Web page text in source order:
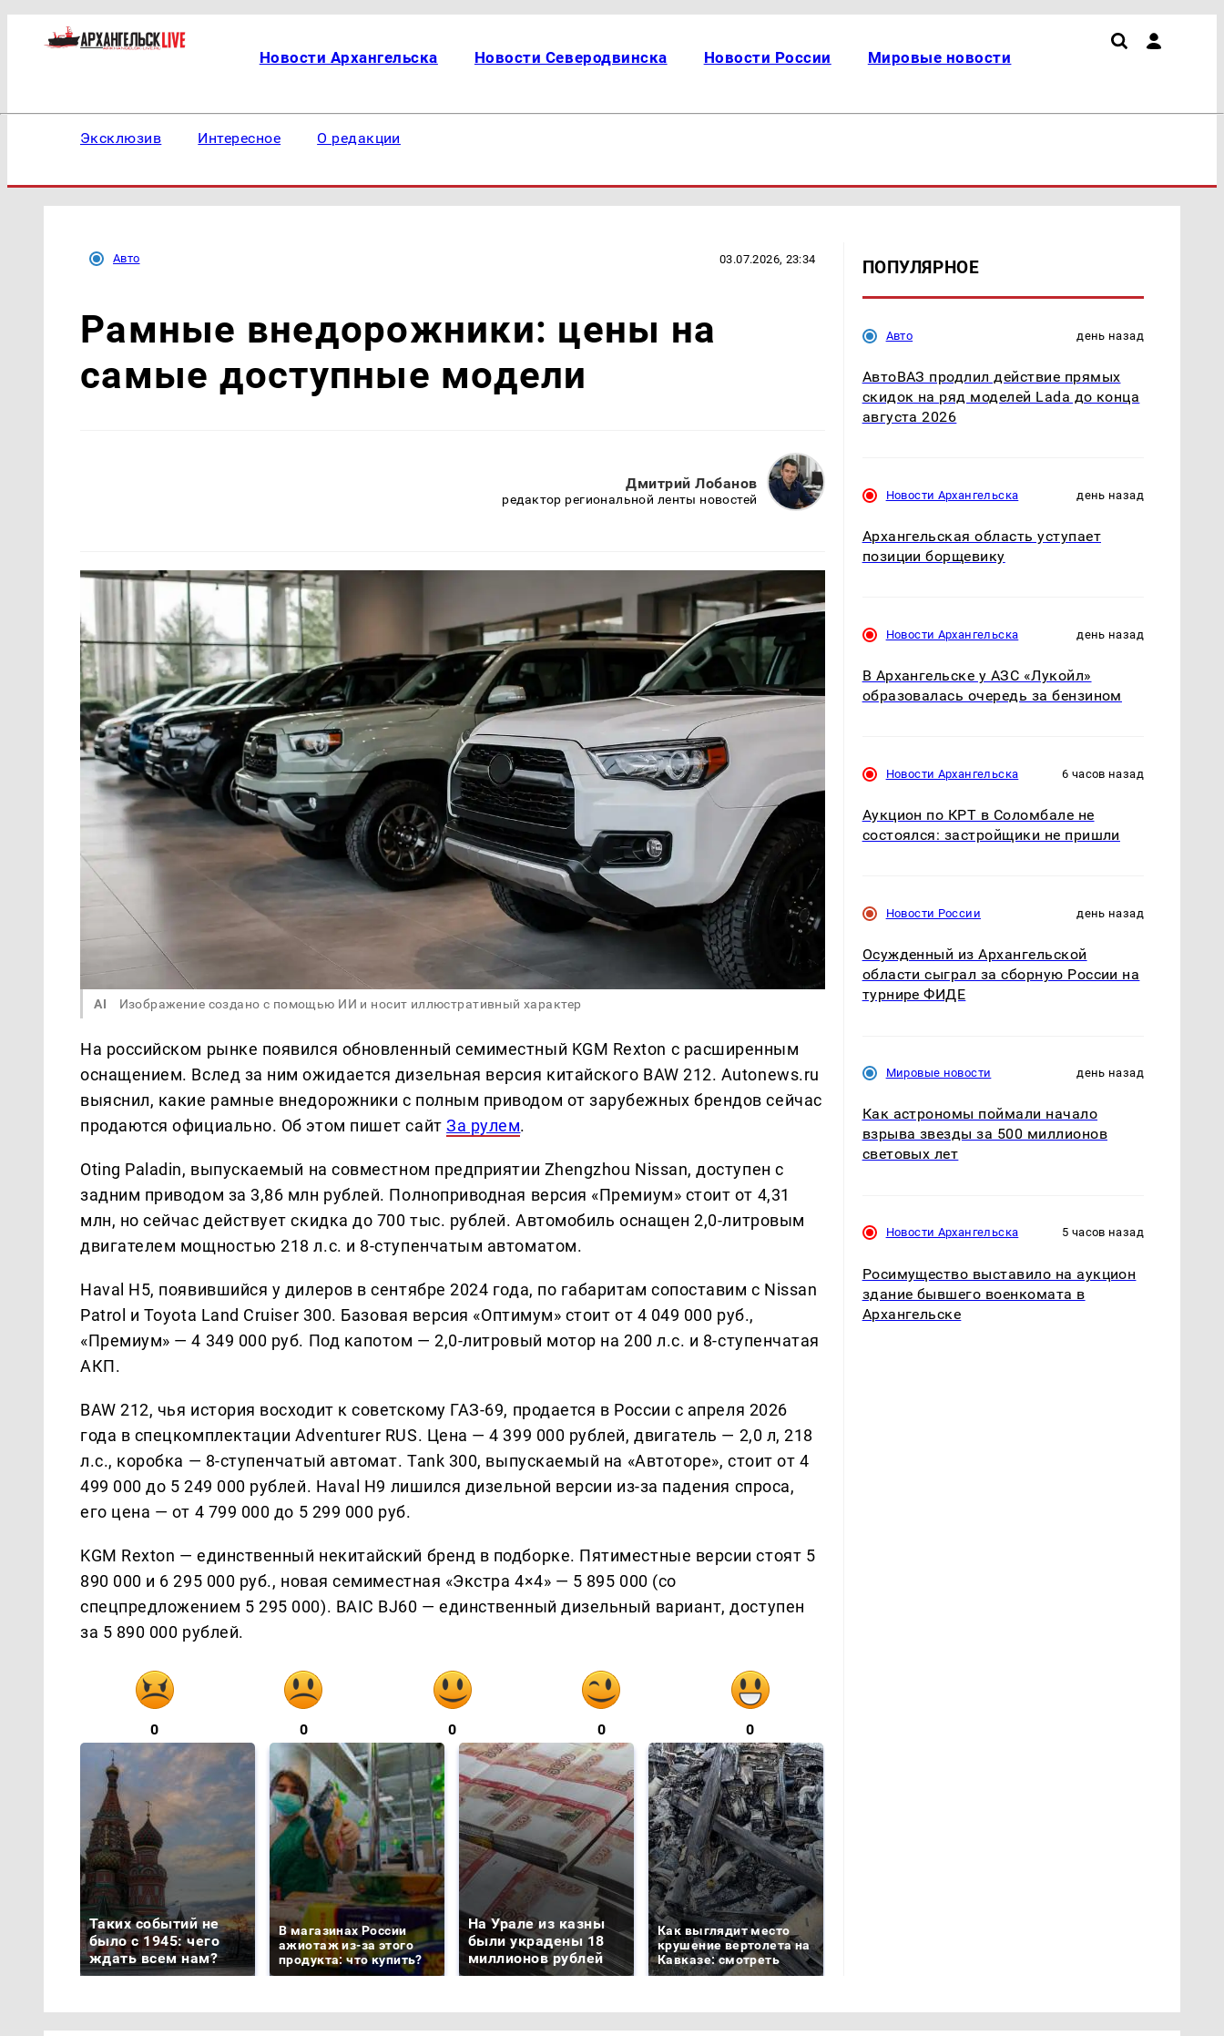
Новости Архангельска Новости Северодвинска Новости России Мировые новости
Эксклюзив Интересное О редакции
Авто 03.07.2026, 23:34
Рамные внедорожники: цены на
самые доступные модели
Дмитрий Лобанов
редактор региональной ленты новостей
AI Изображение создано с помощью ИИ и носит иллюстративный характер
На российском рынке появился обновленный семиместный KGM Rexton с расширенным
оснащением. Вслед за ним ожидается дизельная версия китайского BAW 212. Autonews.ru
выяснил, какие рамные внедорожники с полным приводом от зарубежных брендов сейчас
продаются официально. Об этом пишет сайтЗа рулем.
Oting Paladin, выпускаемый на совместном предприятии Zhengzhou Nissan, доступен с
задним приводом за 3,86 млн рублей. Полноприводная версия «Премиум» стоит от 4,31
млн, но сейчас действует скидка до 700 тыс. рублей. Автомобиль оснащен 2,0-литровым
двигателем мощностью 218 л.с. и 8-ступенчатым автоматом.
Haval H5, появившийся у дилеров в сентябре 2024 года, по габаритам сопоставим с Nissan
Patrol и Toyota Land Cruiser 300. Базовая версия «Оптимум» стоит от 4 049 000 руб.,
«Премиум» — 4 349 000 руб. Под капотом — 2,0-литровый мотор на 200 л.с. и 8-ступенчатая
АКП.
BAW 212, чья история восходит к советскому ГАЗ-69, продается в России с апреля 2026
года в спецкомплектации Adventurer RUS. Цена — 4 399 000 рублей, двигатель — 2,0 л, 218
л.с., коробка — 8-ступенчатый автомат. Tank 300, выпускаемый на «Автоторе», стоит от 4
499 000 до 5 249 000 рублей. Haval H9 лишился дизельной версии из-за падения спроса,
его цена — от 4 799 000 до 5 299 000 руб.
KGM Rexton — единственный некитайский бренд в подборке. Пятиместные версии стоят 5
890 000 и 6 295 000 руб., новая семиместная «Экстра 4×4» — 5 895 000 (со
спецпредложением 5 295 000). BAIC BJ60 — единственный дизельный вариант, доступен
за 5 890 000 рублей.
0 0 0 0 0
Таких событий не
было с 1945: чего
ждать всем нам?
В магазинах России
ажиотаж из-за этого
продукта: что купить?
На Урале из казны
были украдены 18
миллионов рублей
Как выглядит место
крушение вертолета на
Кавказе: смотреть
ПОПУЛЯРНОЕ
Авто день назад
АвтоВАЗ продлил действие прямых
скидок на ряд моделей Lada до конца
августа 2026
Новости Архангельска день назад
Архангельская область уступает
позиции борщевику
Новости Архангельска день назад
В Архангельске у АЗС «Лукойл»
образовалась очередь за бензином
Новости Архангельска 6 часов назад
Аукцион по КРТ в Соломбале не
состоялся: застройщики не пришли
Новости России день назад
Осужденный из Архангельской
области сыграл за сборную России на
турнире ФИДЕ
Мировые новости день назад
Как астрономы поймали начало
взрыва звезды за 500 миллионов
световых лет
Новости Архангельска 5 часов назад
Росимущество выставило на аукцион
здание бывшего военкомата в
Архангельске